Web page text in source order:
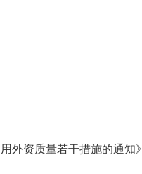
外资质量若干措施的通知》